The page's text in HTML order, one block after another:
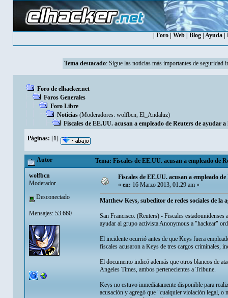
Foro Web Blog Ayuda
Tema destacado: Sigue las noticias más importantes de seguridad
Foro de elhacker.net
Foros Generales
Foro Libre
Noticias (Moderadores: wolfbcn, El_Andaluz)
Fiscales de EE.UU. acusan a empleado de Reuters de ayudar a
Páginas: [1]
Autor Tema: Fiscales de EE.UU. acusan a empleado de
wolfbcn
Moderador
Desconectado
Mensajes: 53.660
Fiscales de EE.UU. acusan a empleado
«en:16 Marzo 2013, 01:29 am »
Matthew Keys, subeditor de redes sociales de la
San Francisco. (Reuters) - Fiscales
ayudar al grupo activista Anonymous a "hackear"
El incidente ocurrió antes de que Keys fuera
fiscales acusaron a Keys de tres cargos criminales,
El documento indicó además que otros blancos de
Angeles Times, ambos pertenecientes a Tribune.
Keys no estuvo inmediatamente disponible para
acusación y agregó que "cualquier violación legal, o